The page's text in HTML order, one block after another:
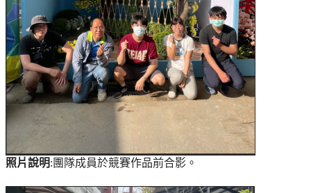
照片說明: 團隊成員於競賽作品前合影 。